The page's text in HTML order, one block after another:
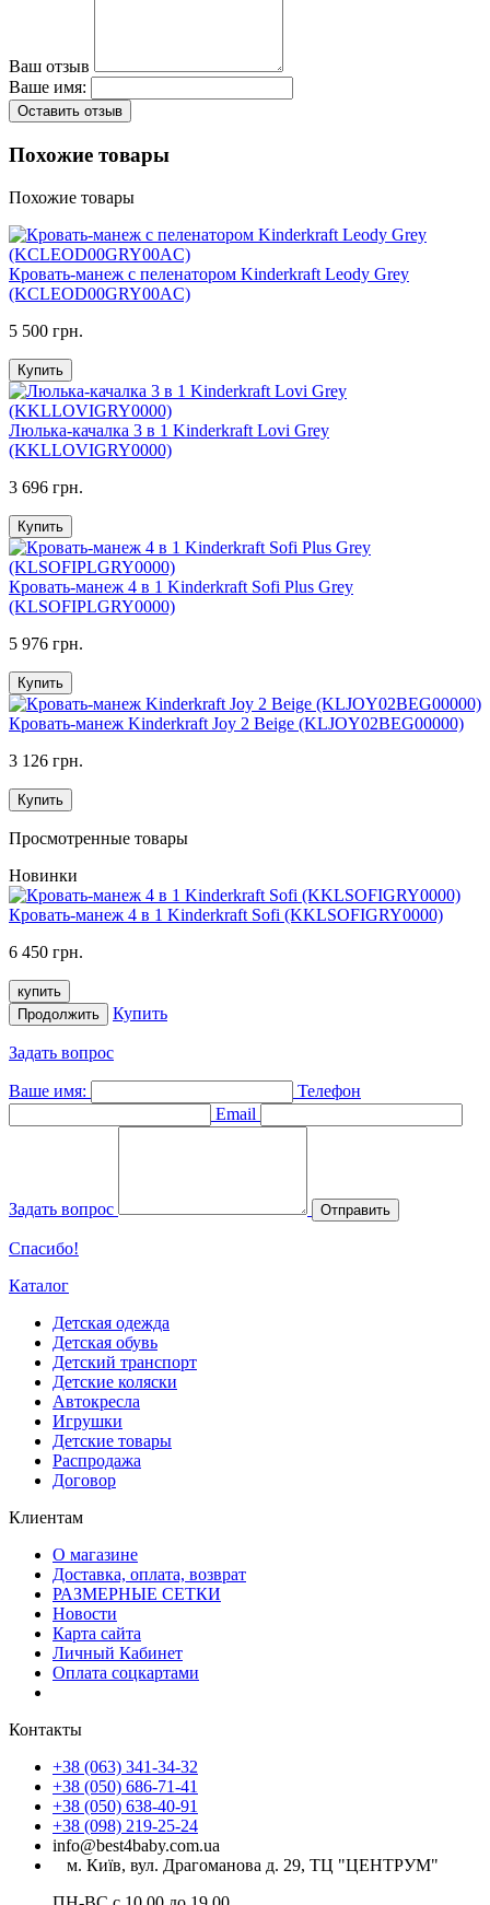
Ваш отзыв
Ваше имя:
Оставить отзыв
Похожие товары
Похожие товары
Кровать-манеж с пеленатором Kinderkraft Leody Grey
(KCLEOD00GRY00AC)
5 500 грн.
Купить
Люлька-качалка 3 в 1 Kinderkraft Lovi Grey
(KKLLOVIGRY0000)
3 696 грн.
Купить
Кровать-манеж 4 в 1 Kinderkraft Sofi Plus Grey
(KLSOFIPLGRY0000)
5 976 грн.
Купить
Кровать-манеж Kinderkraft Joy 2 Beige (KLJOY02BEG00000)
3 126 грн.
Купить
Просмотренные товары
Новинки
Кровать-манеж 4 в 1 Kinderkraft Sofi (KKLSOFIGRY0000)
6 450 грн.
купить
Продолжить
Купить
Задать вопрос
Ваше имя:
Телефон
Email
Задать вопрос Отправить
Спасибо!
Каталог
Детская одежда
Детская обувь
Детский транспорт
Детские коляски
Автокресла
Игрушки
Детские товары
Распродажа
Договор
Клиентам
О магазине
Доставка, оплата, возврат
РАЗМЕРНЫЕ СЕТКИ
Новости
Карта сайта
Личный Кабинет
Оплата соцкартами
Контакты
+38 (063) 341-34-32
+38 (050) 686-71-41
+38 (050) 638-40-91
+38 (098) 219-25-24
info@best4baby.com.ua
м. Київ, вул. Драгоманова д. 29, ТЦ "ЦЕНТРУМ"